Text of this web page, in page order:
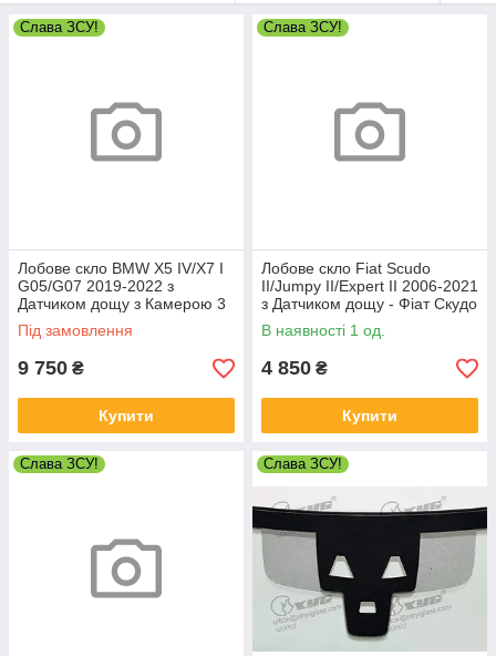
Слава ЗСУ!
Лобове скло BMW X5 IV/X7 I
G05/G07 2019-2022 з
Датчиком дощу з Камерою 3
лінзи - БМВ Х5/Х7
Під замовлення
9 750 ₴
Купити
Слава ЗСУ!
Лобове скло Fiat Scudo
II/Jumpy II/Expert II 2006-2021
з Датчиком дощу - Фіат Скудо
В наявності 1 од.
4 850 ₴
Купити
Слава ЗСУ! Слава ЗСУ!